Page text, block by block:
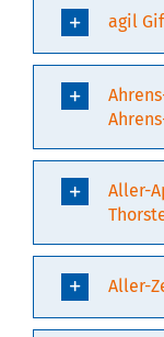
agil
Aller-
Aller-